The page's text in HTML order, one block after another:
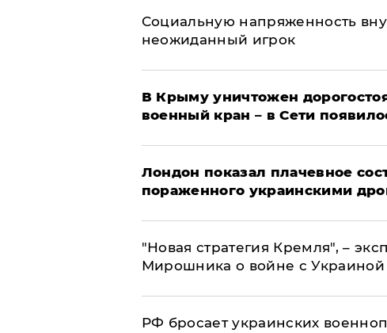
Социальную напряженность
неожиданный игрок
В Крыму уничтожен
военный кран – в Сети
Лондон показал плачевное
пораженного украинскими
"Новая стратегия Кремля", –
Мирошника о войне с Украиной
РФ бросает украинских